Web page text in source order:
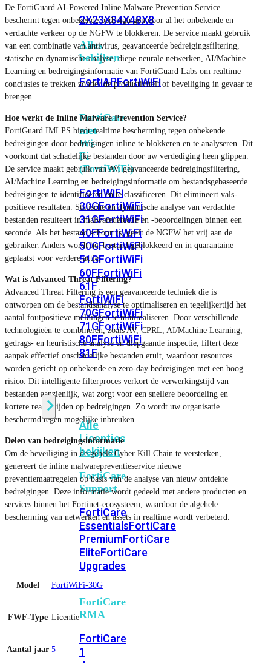
2X23X34X48X8
Alles
bekijken
FortiAPFortiWiFi
FortiGate
met
Wi-
Fi
(FortiWiFi)
FortiWiFi
30GFortiWiFi
31GFortiWiFi
40FFortiWiFi
50GFortiWiFi
51GFortiWiFi
60FFortiWiFi
61F
FortiWiFi
70GFortiWiFi
71GFortiWiFi
80FFortiWiFi
81F
Licentie
Alle
Licenties
bekijken
FortiCare
Support
FortiCare
EssentialsFortiCare
PremiumFortiCare
EliteFortiCare
Upgrades
FortiCare
RMA
FortiCare
1
De FortiGuard AI-Powered Inline Malware Prevention Service
beschermt tegen onbekende bedreigingen door al het onbekende en
verdachte verkeer op de NGFW te blokkeren. De service maakt gebruik
van een combinatie van antivirus, geavanceerde bedreigingsfiltering,
statische en dynamische analyse, diepe neurale netwerken, AI/Machine
Learning en bedreigingsinformatie van FortiGuard Labs om realtime
conclusies te trekken zonder de productiviteit of beveiliging in gevaar te
brengen.
Hoe werkt de Inline Malware Prevention Service?
FortiGuard IMLPS biedt realtime bescherming tegen onbekende
bedreigingen door bedreigingen inline te blokkeren en te analyseren. Dit
voorkomt dat schadelijke bestanden door uw verdediging heen glippen.
De service maakt gebruik van AV, geavanceerde bedreigingsfiltering,
AI/Machine Learning en bedreigingsinformatie om bestandsgebaseerde
bedreigingen te identificeren en te classificeren. Dit elimineert vals-
positieve resultaten. Statische en dynamische analyse van verdachte
bestanden resulteert in malwaredetectie en -beoordelingen binnen een
seconde. Als het bestand schoon is, geeft de NGFW het vrij aan de
gebruiker. Anders wordt het bestand geblokkeerd en in quarantaine
geplaatst voor verdere actie.
Wat is Advanced Threat Filtering?
Advanced Threat Filtering is een geavanceerde techniek die is
ontworpen om de bestandsanalyse te optimaliseren en tegelijkertijd het
aantal foutpositieve meldingen te minimaliseren. Door verschillende
technologieën te combineren, zoals AV, CPRL, AI/Machine Learning,
gedrags- en heuristische analyse en diepgaande inspectie, filtert deze
aanpak effectief onschadelijke bestanden eruit, waardoor resources
worden gericht op onbekende en zero-day bedreigingen met een hoog
risico. Dit intelligente filterproces verkort de verwerkingstijd van
bestanden aanzienlijk, wat zorgt voor een snellere beoordeling en
kortere reactietijden op bedreigingen. Zo wordt uw organisatie
beschermd tegen mogelijke inbreuken.
Delen van bedreigingsinformatie
Om de beveiliging in de gehele Cyber ​​Kill Chain te versterken,
genereert de inline malwarepreventieservice nieuwe
preventiemaatregelen op basis van de analyse van nieuw ontdekte
bedreigingen. Deze informatie wordt gedeeld met andere producten en
services binnen het Fortinet-ecosysteem, waardoor de algehele
bescherming van netwerken en assets in realtime wordt verbeterd.
Model FortiWiFi-30G
FWF-Type Licentie
Aantal jaar 5